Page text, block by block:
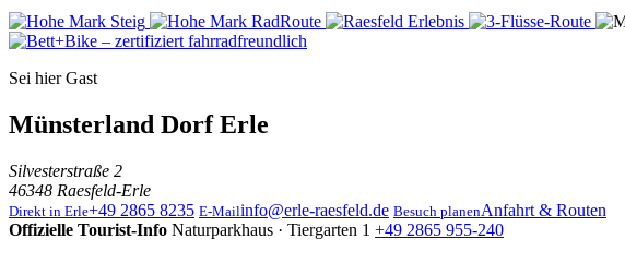
Sei hier Gast
Münsterland Dorf Erle
Silvesterstraße 2
46348 Raesfeld-Erle
Direkt in Erle+49 2865 8235 E-Mailinfo@erle-raesfeld.de Besuch planenAnfahrt & Routen
Offizielle Tourist-Info Naturparkhaus · Tiergarten 1 +49 2865 955-240